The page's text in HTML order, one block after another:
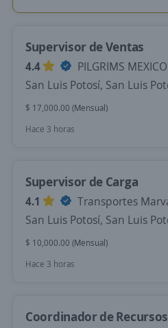
Supervisor de Ventas
4.4
PILGRIMS MEXICO
San Luis Potosí, San Luis
$ 17,000.00 (Mensual)
Hace 3 horas
Supervisor de Carga
4.1
Transportes
San Luis Potosí, San Luis
$ 10,000.00 (Mensual)
Hace 3 horas
Coordinador de